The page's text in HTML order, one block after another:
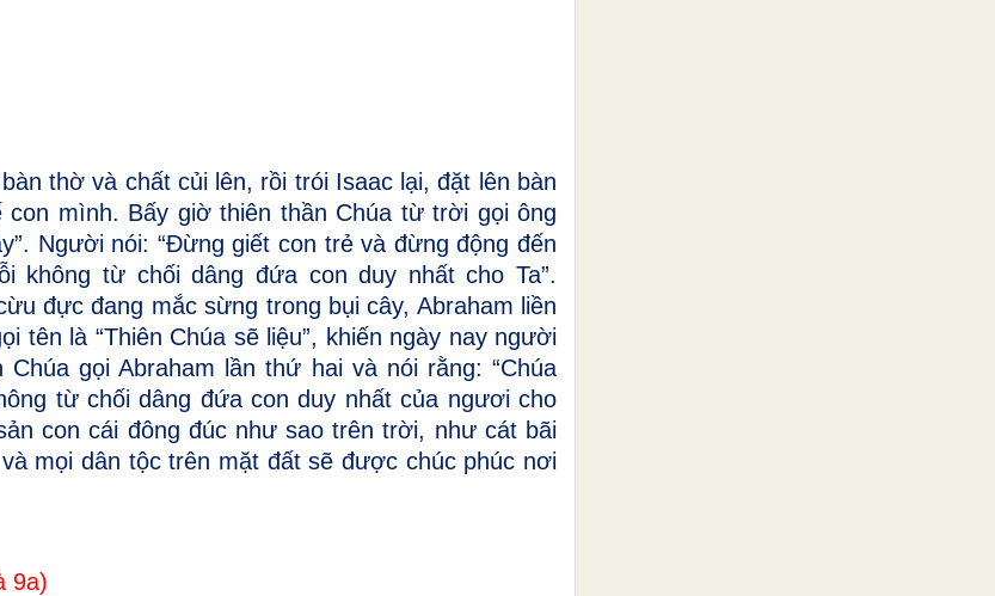
thờ và chất củi lên, rồi trói Isaac lại, đặt lên bàn
mình. Bấy giờ thiên thần Chúa từ trời gọi ông
Người nói: “Ðừng giết con trẻ và đừng động đến
từ chối dâng đứa con duy nhất cho Ta”.
đực đang mắc sừng trong bụi cây, Abraham liền
tên là “Thiên Chúa sẽ liệu”, khiến ngày nay người
gọi Abraham lần thứ hai và nói rằng: “Chúa
từ chối dâng đứa con duy nhất của ngươi cho
con cái đông đúc như sao trên trời, như cát bãi
mọi dân tộc trên mặt đất sẽ được chúc phúc nơi
9a)